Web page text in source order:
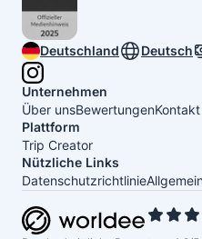
Deutschland Deutsch
Unternehmen
Über unsBewertungenKontakt
Plattform
Trip Creator
Nützliche Links
Datenschutzrichtlinie